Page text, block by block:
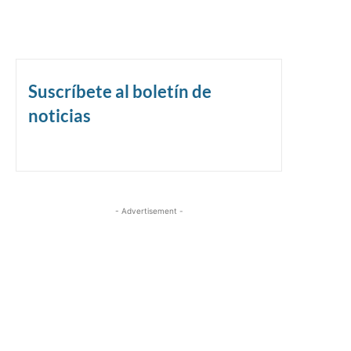
Suscríbete al boletín de
noticias
- Advertisement -